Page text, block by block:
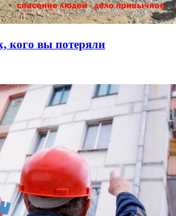
кого вы потеряли